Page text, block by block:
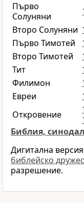
Първо
Солуняни
Второ Солуняни
Първо Тимотей
Второ Тимотей
Тит
Филимон
Евреи
Откровение
Библия,
Дигитална
библейско
разрешение.